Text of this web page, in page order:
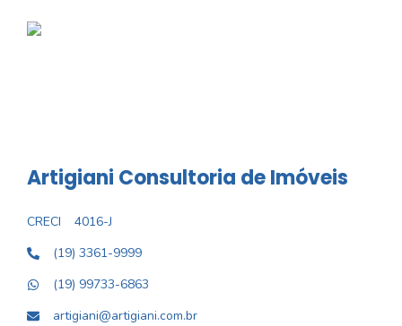
Artigiani Consultoria de Imóveis
CRECI
4016-J
(19) 3361-9999
(19) 99733-6863
artigiani@artigiani.com.br